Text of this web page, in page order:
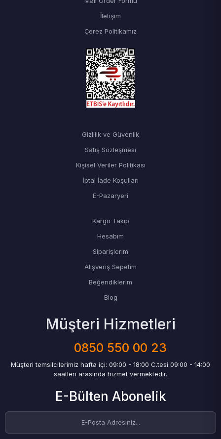
İletişim
Çerez Politikamız
Gizlilik ve Güvenlik
Satış Sözleşmesi
Kişisel Veriler Politikası
İptal İade Koşulları
E-Pazaryeri
Kargo Takip
Hesabım
Siparişlerim
Alışveriş Sepetim
Beğendiklerim
Blog
Müşteri Hizmetleri
0850 550 00 23
Müşteri temsilcilerimiz hafta içi: 09:00 - 18:00 C.tesi 09:00 - 14:00
saatleri arasında hizmet vermektedir.
E-Bülten Abonelik